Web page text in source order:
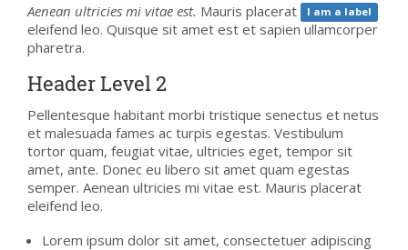
Aenean ultricies mi vitae est. Mauris placerat I am a label
eleifend leo. Quisque sit amet est et sapien ullamcorper
pharetra.
Header Level 2
Pellentesque habitant morbi tristique senectus et netus
et malesuada fames ac turpis egestas. Vestibulum
tortor quam, feugiat vitae, ultricies eget, tempor sit
amet, ante. Donec eu libero sit amet quam egestas
semper. Aenean ultricies mi vitae est. Mauris placerat
eleifend leo.
Lorem ipsum dolor sit amet, consectetuer adipiscing